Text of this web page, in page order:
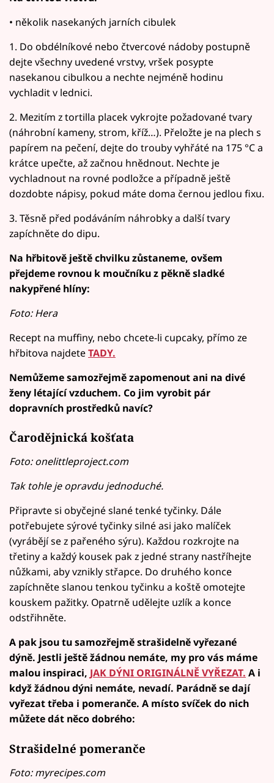
• několik nasekaných jarních cibulek
1. Do obdélníkové nebo čtvercové nádoby postupně
dejte všechny uvedené vrstvy, vršek posypte
nasekanou cibulkou a nechte nejméně hodinu
vychladit v lednici.
2. Mezitím z tortilla placek vykrojte požadované tvary
(náhrobní kameny, strom, kříž…). Přeložte je na plech s
papírem na pečení, dejte do trouby vyhřáté na 175 °C a
krátce upečte, až začnou hnědnout. Nechte je
vychladnout na rovné podložce a případně ještě
dozdobte nápisy, pokud máte doma černou jedlou fixu.
3. Těsně před podáváním náhrobky a další tvary
zapíchněte do dipu.
Na hřbitově ještě chvilku zůstaneme, ovšem
přejdeme rovnou k moučníku z pěkně sladké
nakypřené hlíny:
Foto: Hera
Recept na muffiny, nebo chcete-li cupcaky, přímo ze
hřbitova najdeteTADY.
Nemůžeme samozřejmě zapomenout ani na divé
ženy létající vzduchem. Co jim vyrobit pár
dopravních prostředků navíc?
Čarodějnická košťata
Foto: onelittleproject.com
Tak tohle je opravdu jednoduché.
Připravte si obyčejné slané tenké tyčinky. Dále
potřebujete sýrové tyčinky silné asi jako malíček
(vyrábějí se z pařeného sýru). Každou rozkrojte na
třetiny a každý kousek pak z jedné strany nastříhejte
nůžkami, aby vznikly střapce. Do druhého konce
zapíchněte slanou tenkou tyčinku a koště omotejte
kouskem pažitky. Opatrně udělejte uzlík a konce
odstřihněte.
A pak jsou tu samozřejmě strašidelně vyřezané
dýně. Jestli ještě žádnou nemáte, my pro vás máme
malou inspiraci, JAK DÝNI ORIGINÁLNĚ VYŘEZAT. A i
když žádnou dýni nemáte, nevadí. Parádně se dají
vyřezat třeba i pomeranče. A místo svíček do nich
můžete dát něco dobrého:
Strašidelné pomeranče
Foto: myrecipes.com